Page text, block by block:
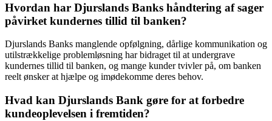
Hvordan har Djurslands Banks håndtering af sager
påvirket kundernes tillid til banken?
Djurslands Banks manglende opfølgning, dårlige kommunikation og
utilstrækkelige problemløsning har bidraget til at undergrave
kundernes tillid til banken, og mange kunder tvivler på, om banken
reelt ønsker at hjælpe og imødekomme deres behov.
Hvad kan Djurslands Bank gøre for at forbedre
kundeoplevelsen i fremtiden?